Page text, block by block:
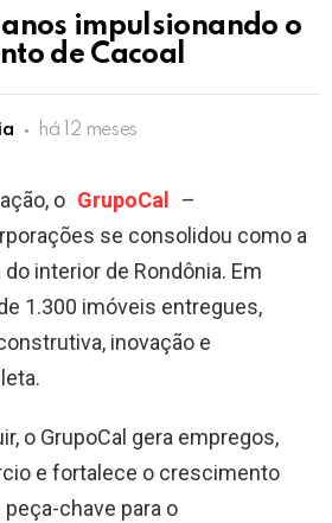
impulsionando o
de Cacoal
há 12 meses
o GrupoCal
–
se consolidou como a
interior de Rondônia. Em
1.300 imóveis entregues,
inovação e
o GrupoCal gera empregos,
e fortalece o crescimento
chave para o